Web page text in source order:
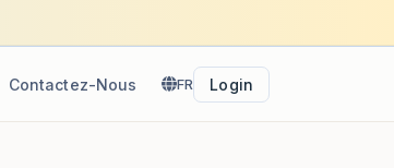
Contactez-Nous FR Login